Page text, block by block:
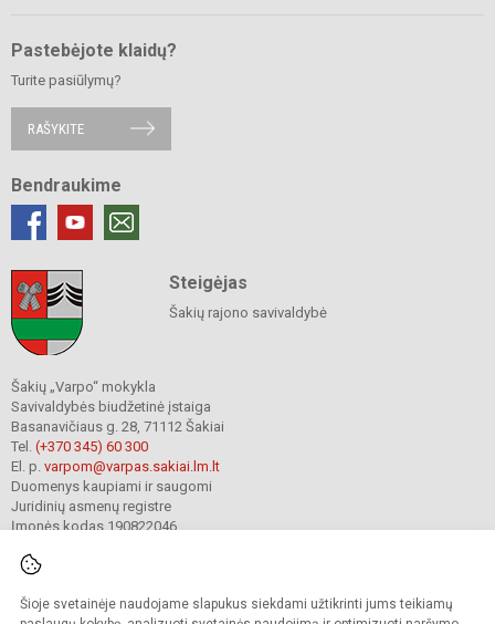
Šioje svetainėje naudojame slapukus siekdami užtikrinti jums teikiamų
Pastebėjote klaidų?
Turite pasiūlymų?
RAŠYKITE
Bendraukime
Steigėjas
Šakių rajono savivaldybė
Šakių „Varpo“ mokykla
Savivaldybės biudžetinė įstaiga
Basanavičiaus g. 28, 71112 Šakiai
Tel. (+370 345) 60 300
El. p. varpom@varpas.sakiai.lm.lt
Duomenys kaupiami ir saugomi
Juridinių asmenų registre
Įmonės kodas 190822046
© 2023. Šakių „Varpo“ mokykla. Visos teisės saugomos.